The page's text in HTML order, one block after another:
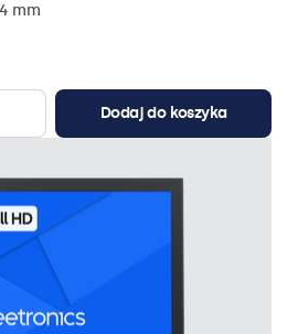
mm
Dodaj do koszyka